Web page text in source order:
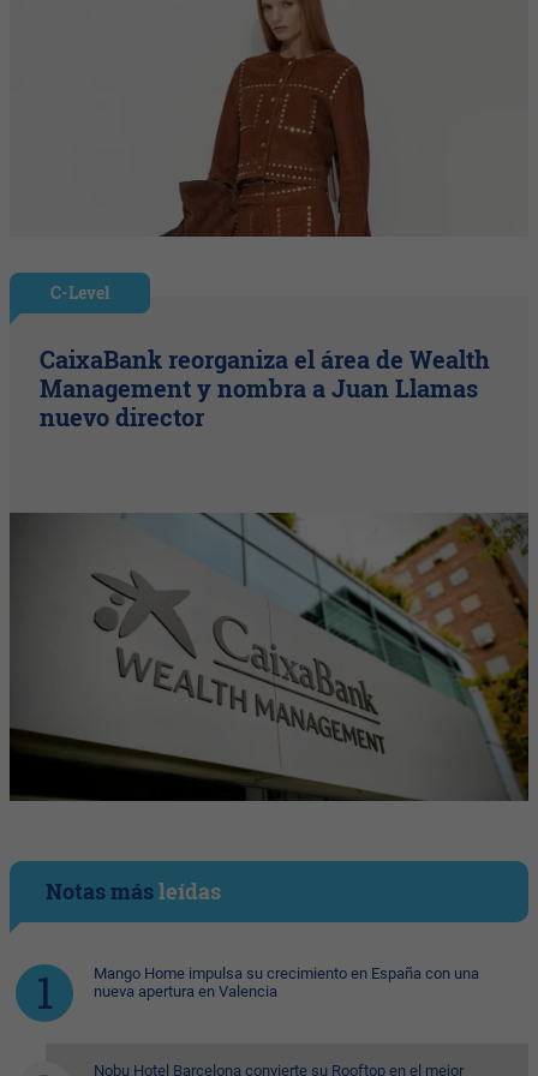
C-Level
CaixaBank reorganiza el área de Wealth
Management y nombra a Juan Llamas
nuevo director
Notas másleídas
Mango Home impulsa su crecimiento en España con una
nueva apertura en Valencia
Nobu Hotel Barcelona convierte su Rooftop en el mejor